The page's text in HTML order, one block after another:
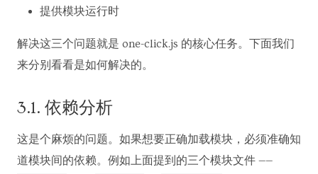
提供模块运行时
解决这三个问题就是 one-click.js 的核心任务。下面我们
来分别看看是如何解决的。
3.1. 依赖分析
这是个麻烦的问题。如果想要正确加载模块，必须准确知
道模块间的依赖。例如上面提到的三个模块文件 ——